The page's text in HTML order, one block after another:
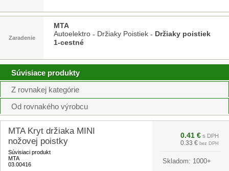
Zaradenie
MTA
Autoelektro - Držiaky Poistiek - Držiaky poistiek
1-cestné
Súvisiace produkty
Z rovnakej kategórie
Od rovnakého výrobcu
MTA Kryt držiaka MINI
nožovej poistky
Súvisiaci produkt
MTA
03.00416
0.41 € s DPH
0.33 € bez DPH
Skladom: 1000+